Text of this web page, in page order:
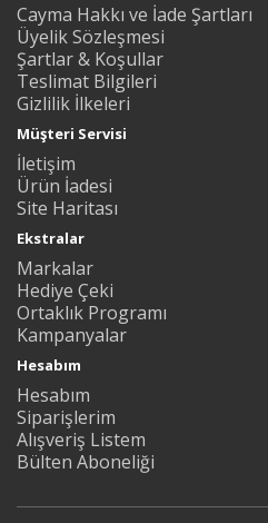
Cayma Hakkı ve İade Şartları
Üyelik Sözleşmesi
Şartlar & Koşullar
Teslimat Bilgileri
Gizlilik İlkeleri
Müşteri Servisi
İletişim
Ürün İadesi
Site Haritası
Ekstralar
Markalar
Hediye Çeki
Ortaklık Programı
Kampanyalar
Hesabım
Hesabım
Siparişlerim
Alışveriş Listem
Bülten Aboneliği